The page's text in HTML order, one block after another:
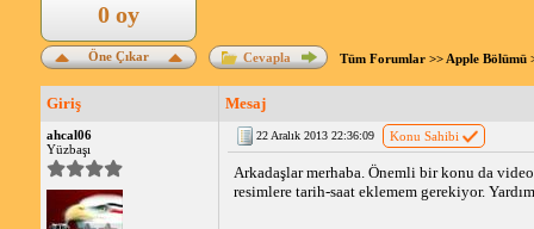
Öne Çıkar
0 oy
Cevapla Tüm Forumlar>> Apple Bölümü
Giriş Mesaj
ahcal06
Yüzbaşı
22 Aralık 2013 22:36:09 Konu Sahibi
Arkadaşlar merhaba. Önemli bir konu da
resimlere tarih-saat eklemem gerekiyor.